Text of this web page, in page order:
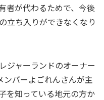
者が代わるためで、今後
立ち入りができなくなり
ジャーランドのオーナー
ンバーよごれんさんが主
を知っている地元の方か